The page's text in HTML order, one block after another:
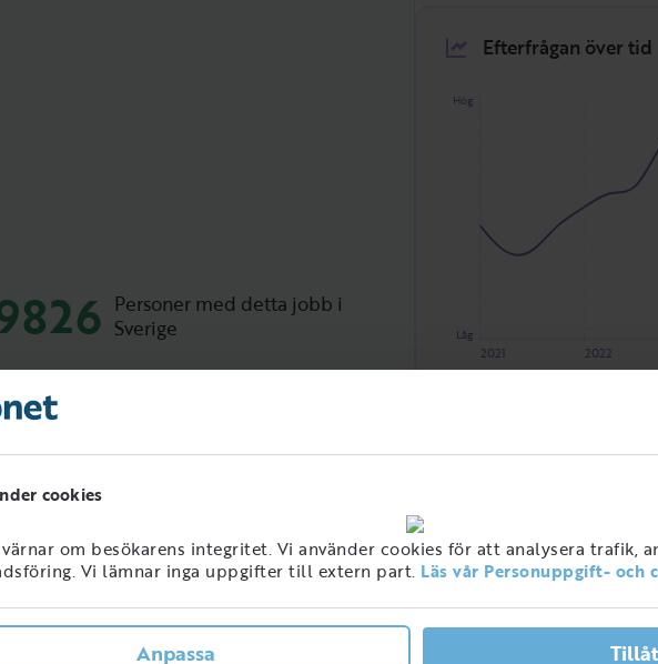
cookies
om besökarens integritet. Vi använder cookies för att analysera trafik,
Vi lämnar inga uppgifter till extern part. Läs vår Personuppgift- och
Anpassa
Personer med detta jobb i
Sverige
Efterfrågan över tid
Hög
Låg
2022
2021